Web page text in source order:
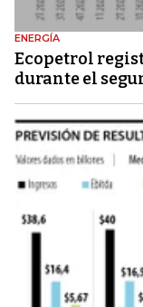
ENERGÍA
Ecopetrol
durante el